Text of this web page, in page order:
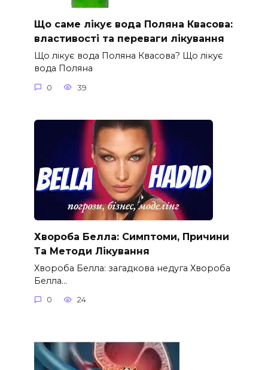
Що саме лікує вода Поляна Квасова:
властивості та переваги лікування
Що лікує вода Поляна Квасова? Що лікує
вода Поляна
0 39
Хвороба Белла: Симптоми, Причини
Та Методи Лікування
Хвороба Белла: загадкова недуга Хвороба
Белла…
0 24